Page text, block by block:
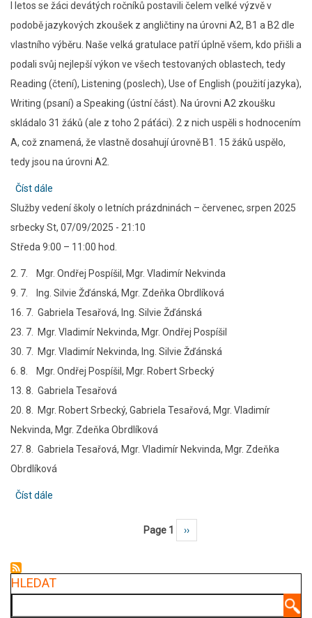
I letos se žáci devátých ročníků postavili čelem velké výzvě v
podobě jazykových zkoušek z angličtiny na úrovni A2, B1 a B2 dle
vlastního výběru. Naše velká gratulace patří úplně všem, kdo přišli a
podali svůj nejlepší výkon ve všech testovaných oblastech, tedy
Reading (čtení), Listening (poslech), Use of English (použití jazyka),
Writing (psaní) a Speaking (ústní část). Na úrovni A2 zkoušku
skládalo 31 žáků (ale z toho 2 páťáci). 2 z nich uspěli s hodnocením
A, což znamená, že vlastně dosahují úrovně B1. 15 žáků uspělo,
tedy jsou na úrovni A2.
Číst dále
Jazykové
zkoušky
pro
Služby vedení školy o letních prázdninách – červenec, srpen 2025
srbeckySt, 07/09/2025 - 21:10
Středa 9:00 – 11:00 hod.
2. 7. Mgr. Ondřej Pospíšil, Mgr. Vladimír Nekvinda
9. 7. Ing. Silvie Žďánská, Mgr. Zdeňka Obrdlíková
16. 7. Gabriela Tesařová, Ing. Silvie Žďánská
23. 7. Mgr. Vladimír Nekvinda, Mgr. Ondřej Pospíšil
30. 7. Mgr. Vladimír Nekvinda, Ing. Silvie Žďánská
6. 8. Mgr. Ondřej Pospíšil, Mgr. Robert Srbecký
13. 8. Gabriela Tesařová
20. 8. Mgr. Robert Srbecký, Gabriela Tesařová, Mgr. Vladimír
Nekvinda, Mgr. Zdeňka Obrdlíková
27. 8. Gabriela Tesařová, Mgr. Vladimír Nekvinda, Mgr. Zdeňka
Obrdlíková
Číst dále
o
letních
Page 1 Následující stránka
››
HLEDAT